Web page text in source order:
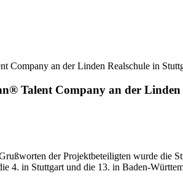
Company an der Linden Realschule in
Talent Company an der
der Projektbeteiligten wurde
4. in Stuttgart und die 13. in Baden-